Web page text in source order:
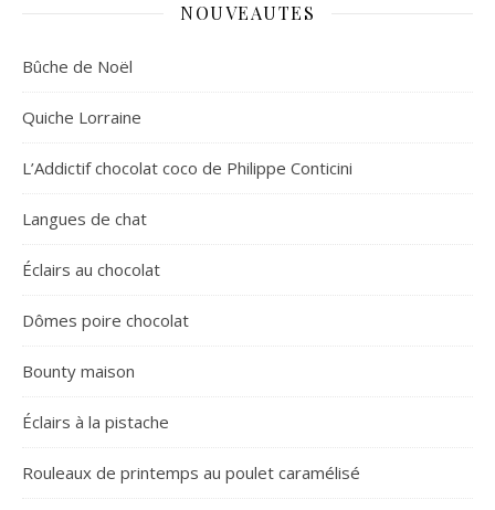
NOUVEAUTES
Bûche de Noël
Quiche Lorraine
L’Addictif chocolat coco de Philippe Conticini
Langues de chat
Éclairs au chocolat
Dômes poire chocolat
Bounty maison
Éclairs à la pistache
Rouleaux de printemps au poulet caramélisé